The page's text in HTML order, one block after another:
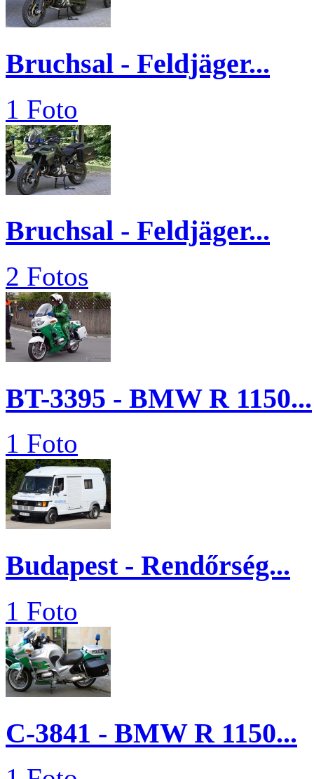
Bruchsal - Feldjäger...
1 Foto
Bruchsal - Feldjäger...
2 Fotos
BT-3395 - BMW R 1150...
1 Foto
Budapest - Rendőrség...
1 Foto
C-3841 - BMW R 1150...